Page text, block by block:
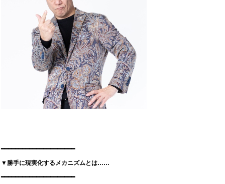
━━━━━━━━━━━━━━━━━━━━━
▼勝手に現実化するメカニズムとは……
━━━━━━━━━━━━━━━━━━━━━